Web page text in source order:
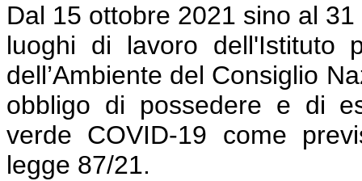
Dal 15 ottobre 2021 sino al
luoghi di lavoro dell'Istituto
dell’Ambiente del Consiglio
obbligo di possedere e di
verde COVID-19 come
legge 87/21.